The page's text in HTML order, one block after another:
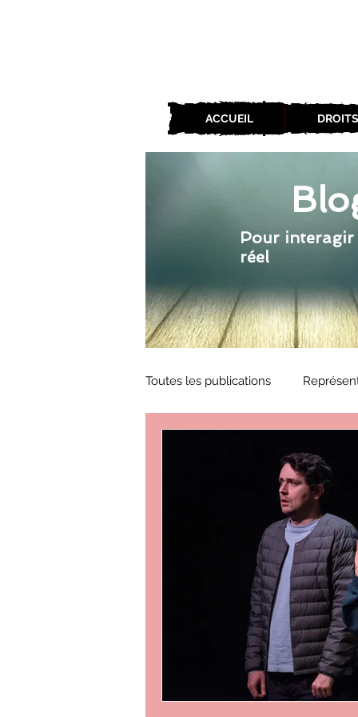
ACCUEIL
Pour interagir
réel
Toutes les publications
ZoneCulture 2018-2019
ZoneCulture 2022-2023
critique théâtre Rhinocéros